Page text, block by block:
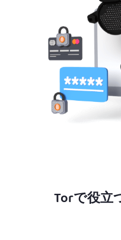
Torで役立